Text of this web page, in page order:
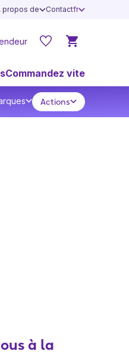
propos de Contactfr
Commandez vite
Actions
à la